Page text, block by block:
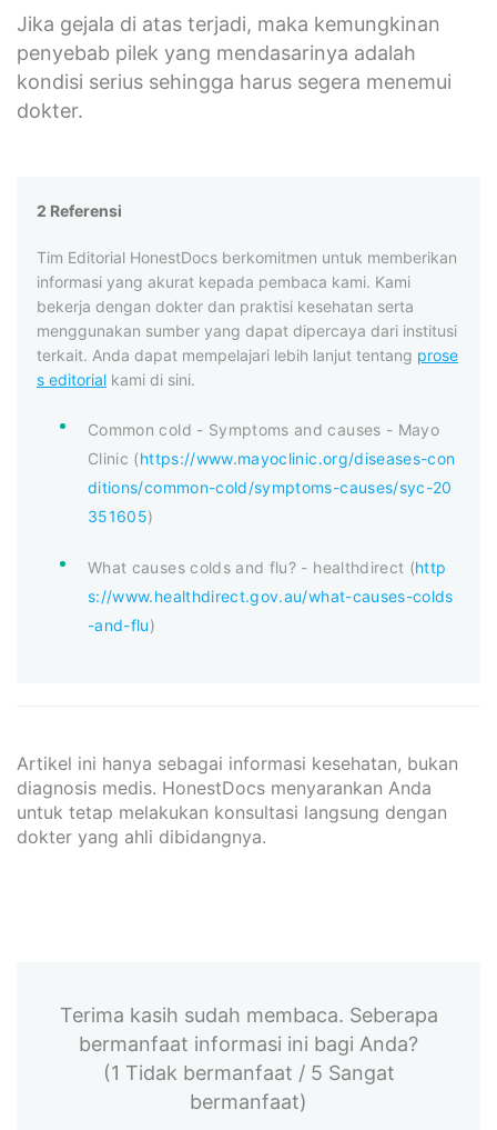
Jika gejala di atas terjadi, maka kemungkinan
penyebab pilek yang mendasarinya adalah
kondisi serius sehingga harus segera menemui
dokter.
2 Referensi
Tim Editorial HonestDocs berkomitmen untuk memberikan
informasi yang akurat kepada pembaca kami. Kami
bekerja dengan dokter dan praktisi kesehatan serta
menggunakan sumber yang dapat dipercaya dari institusi
terkait. Anda dapat mempelajari lebih lanjut tentang prose
s editorial kami di sini.
Common cold - Symptoms and causes - Mayo
Clinic (https://www.mayoclinic.org/diseases-con
ditions/common-cold/symptoms-causes/syc-20
351605)
What causes colds and flu? - healthdirect (http
s://www.healthdirect.gov.au/what-causes-colds
-and-flu)
Artikel ini hanya sebagai informasi kesehatan, bukan
diagnosis medis. HonestDocs menyarankan Anda
untuk tetap melakukan konsultasi langsung dengan
dokter yang ahli dibidangnya.
Terima kasih sudah membaca. Seberapa
bermanfaat informasi ini bagi Anda?
(1 Tidak bermanfaat / 5 Sangat
bermanfaat)